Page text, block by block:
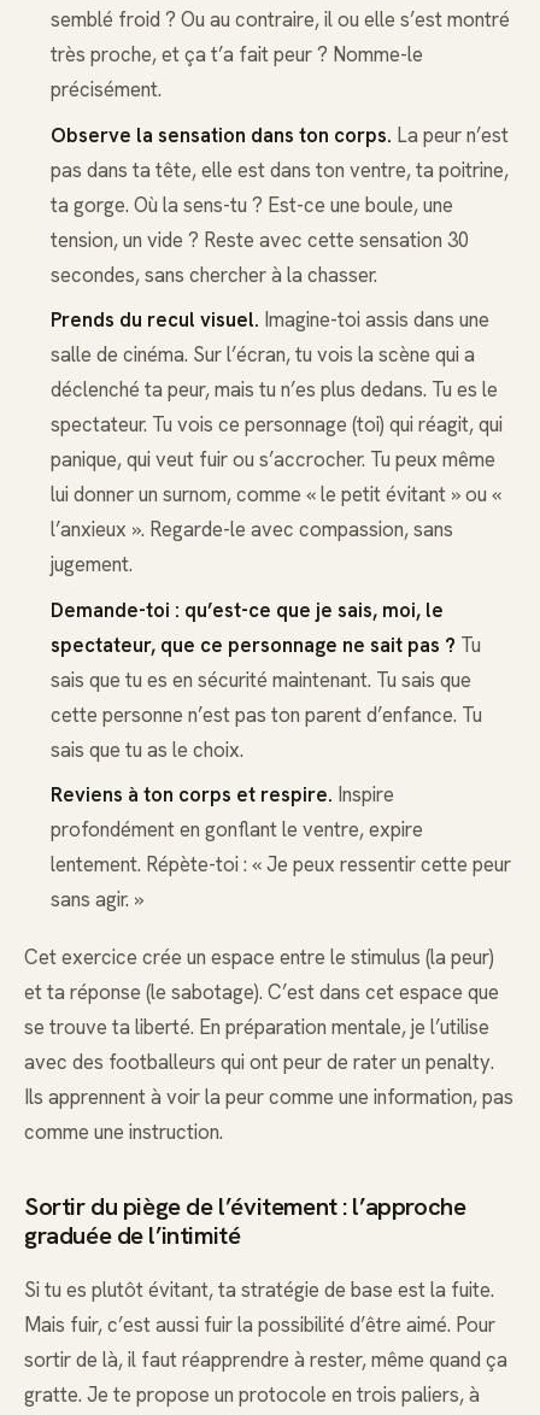
semblé froid ? Ou au contraire, il ou elle s’est montré
très proche, et ça t’a fait peur ? Nomme-le
précisément.
Observe la sensation dans ton corps. La peur n’est
pas dans ta tête, elle est dans ton ventre, ta poitrine,
ta gorge. Où la sens-tu ? Est-ce une boule, une
tension, un vide ? Reste avec cette sensation 30
secondes, sans chercher à la chasser.
Prends du recul visuel. Imagine-toi assis dans une
salle de cinéma. Sur l’écran, tu vois la scène qui a
déclenché ta peur, mais tu n’es plus dedans. Tu es le
spectateur. Tu vois ce personnage (toi) qui réagit, qui
panique, qui veut fuir ou s’accrocher. Tu peux même
lui donner un surnom, comme « le petit évitant » ou «
l’anxieux ». Regarde-le avec compassion, sans
jugement.
Demande-toi : qu’est-ce que je sais, moi, le
spectateur, que ce personnage ne sait pas ? Tu
sais que tu es en sécurité maintenant. Tu sais que
cette personne n’est pas ton parent d’enfance. Tu
sais que tu as le choix.
Reviens à ton corps et respire. Inspire
profondément en gonflant le ventre, expire
lentement. Répète-toi : « Je peux ressentir cette peur
sans agir. »
Cet exercice crée un espace entre le stimulus (la peur)
et ta réponse (le sabotage). C’est dans cet espace que
se trouve ta liberté. En préparation mentale, je l’utilise
avec des footballeurs qui ont peur de rater un penalty.
Ils apprennent à voir la peur comme une information, pas
comme une instruction.
Sortir du piège de l’évitement : l’approche
graduée de l’intimité
Si tu es plutôt évitant, ta stratégie de base est la fuite.
Mais fuir, c’est aussi fuir la possibilité d’être aimé. Pour
sortir de là, il faut réapprendre à rester, même quand ça
gratte. Je te propose un protocole en trois paliers, à